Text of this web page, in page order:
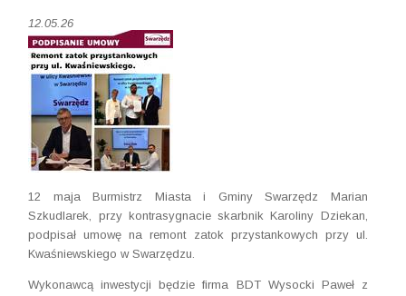
12.05.26
12 maja Burmistrz Miasta i Gminy Swarzędz Marian
Szkudlarek, przy kontrasygnacie skarbnik Karoliny Dziekan,
podpisał umowę na remont zatok przystankowych przy ul.
Kwaśniewskiego w Swarzędzu.
Wykonawcą inwestycji będzie firma BDT Wysocki Paweł z